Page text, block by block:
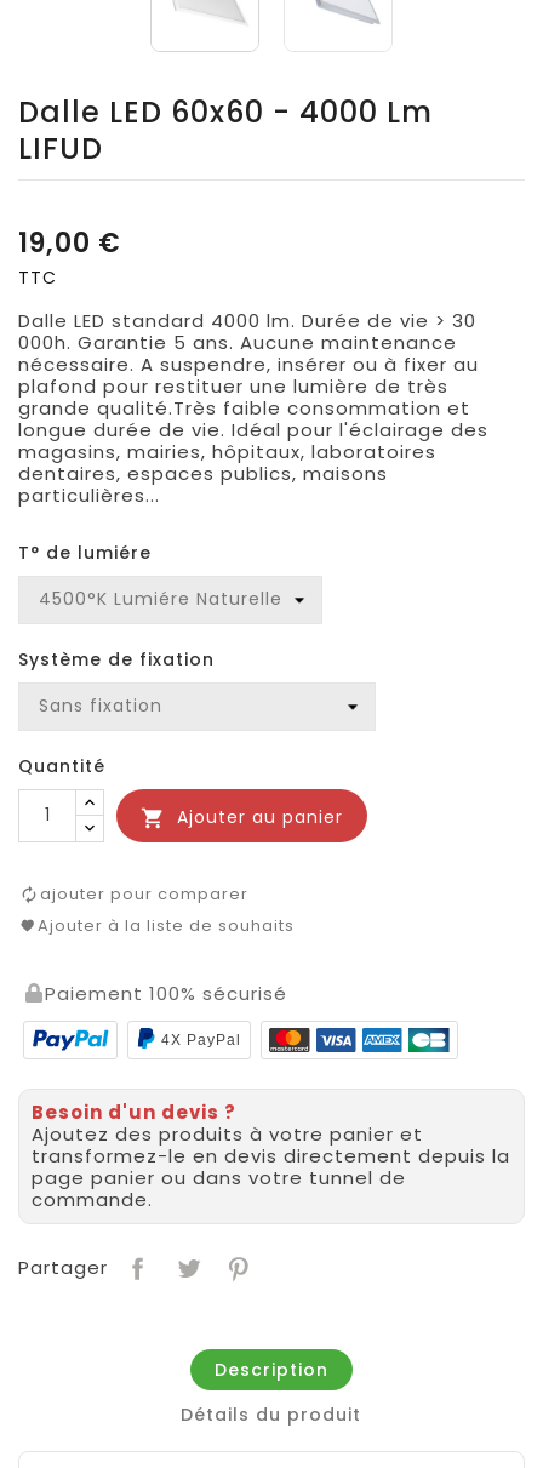
Dalle LED 60x60 - 4000 Lm
LIFUD
19,00 €
TTC
Dalle LED standard 4000 lm. Durée de vie > 30
000h. Garantie 5 ans. Aucune maintenance
nécessaire. A suspendre, insérer ou à fixer au
plafond pour restituer une lumière de très
grande qualité.Très faible consommation et
longue durée de vie. Idéal pour l'éclairage des
magasins, mairies, hôpitaux, laboratoires
dentaires, espaces publics, maisons
particulières...
T° de lumiére
Système de fixation
Quantité
 Ajouter au panier
ajouter pour comparer
Ajouter à la liste de souhaits
Paiement 100% sécurisé
4X PayPal
Besoin d'un devis ?
Ajoutez des produits à votre panier et
transformez-le en devis directement depuis la
page panier ou dans votre tunnel de
commande.
Partager
Description
Détails du produit